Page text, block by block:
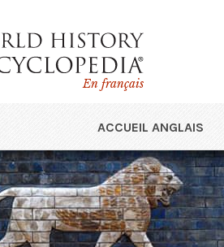
En français
ACCUEIL ANGLAIS